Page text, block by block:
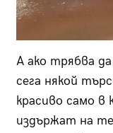
А ако трябва
сега някой
красиво само
издържат на